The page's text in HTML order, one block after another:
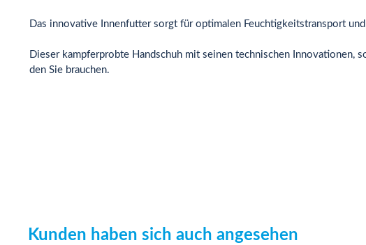
Das innovative Innenfutter sorgt für optimalen Feuchtigkeitstransport
Dieser kampferprobte Handschuh mit seinen technischen Innovationen,
den Sie brauchen.
Kunden haben sich auch angesehen